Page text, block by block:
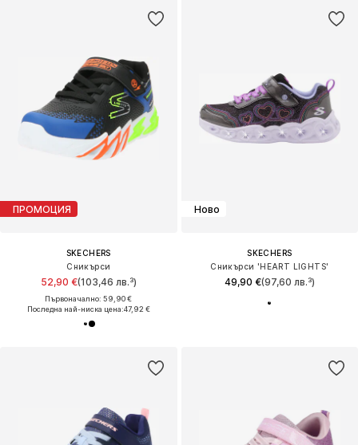
ПРОМОЦИЯ
SKECHERS
Сникърси
52,90 €(103,46 лв.³)
Първоначално: 59,90 €
Последна най-ниска цена:47,92 €
Ново
SKECHERS
Сникърси 'HEART LIGHTS'
49,90 €(97,60 лв.³)